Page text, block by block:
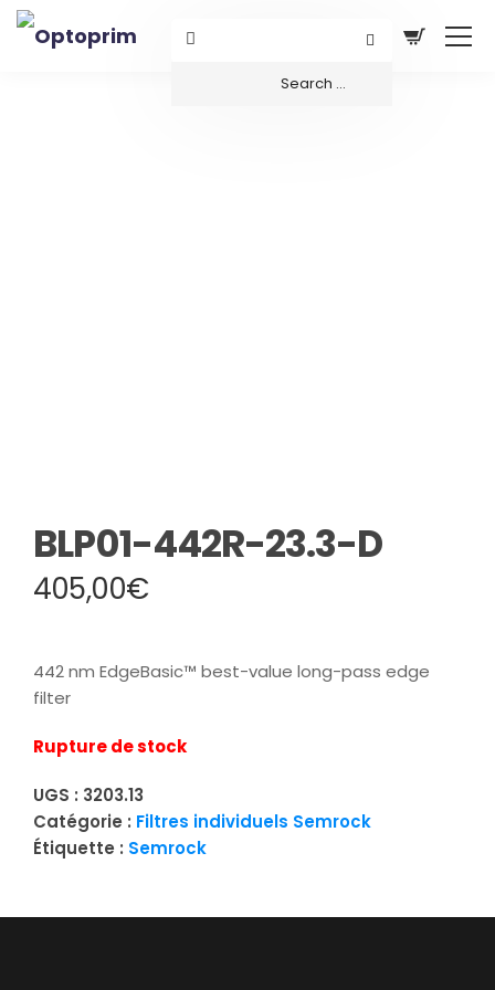
BLP01-442R-23.3-D
405,00€
442 nm EdgeBasic™ best-value long-pass edge
filter
Rupture de stock
UGS : 3203.13
Catégorie : Filtres individuels Semrock
Étiquette : Semrock